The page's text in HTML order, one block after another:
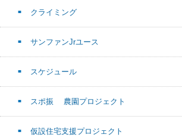
クライミング
サンファンJrユース
スケジュール
スポ振 農園プロジェクト
仮設住宅支援プロジェクト